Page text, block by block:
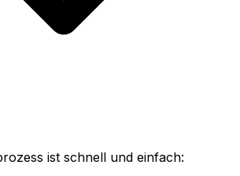
ist schnell und einfach: